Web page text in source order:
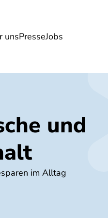
unsPresseJobs
Verträge
und
im Alltag